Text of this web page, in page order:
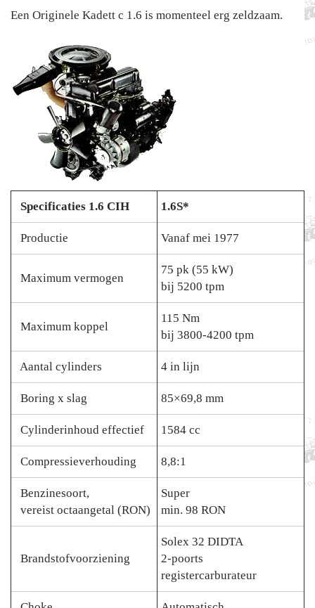
Een Originele Kadett c 1.6 is momenteel erg zeldzaam.
Specificaties 1.6 CIH 1.6S*
Productie Vanaf mei 1977
Maximum vermogen
75 pk (55 kW)
bij 5200 tpm
Maximum koppel
115 Nm
bij 3800-4200 tpm
Aantal cylinders 4 in lijn
Boring x slag 85×69,8 mm
Cylinderinhoud effectief 1584 cc
Compressieverhouding 8,8:1
Benzinesoort,
vereist octaangetal (RON)
Super
min. 98 RON
Brandstofvoorziening
Solex 32 DIDTA
2-poorts
registercarburateur